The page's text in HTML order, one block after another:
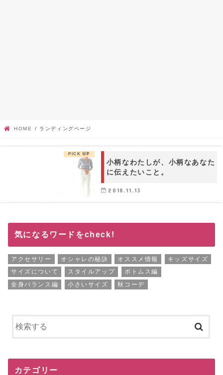
HOME ランディングページ
小柄なわたしが、小柄なあなた
に伝えたいこと。
2018.11.13
気になるワードをcheck!
アクセサリー オシャレの秘訣 オススメ情報
キッズサイズ
サイズについて
スタイルアップ
ボトムス編
全身バランス編
小さいサイズ 秋コーデ
カテゴリー